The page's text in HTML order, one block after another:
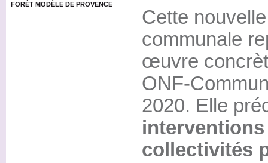
FORÊT MODÈLE DE PROVENCE
Cette
communale
œuvre
ONF-
2020. Elle
collectivités